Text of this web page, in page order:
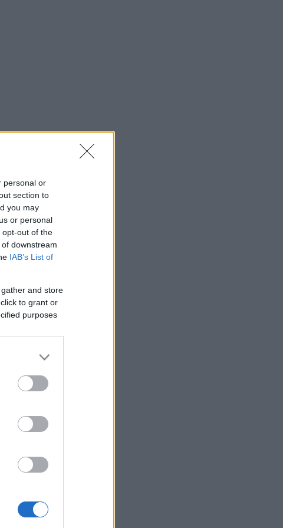
personal or
section to
you may
or personal
opt-out of the
downstream
IAB’s List of
and store
to grant or
purposes